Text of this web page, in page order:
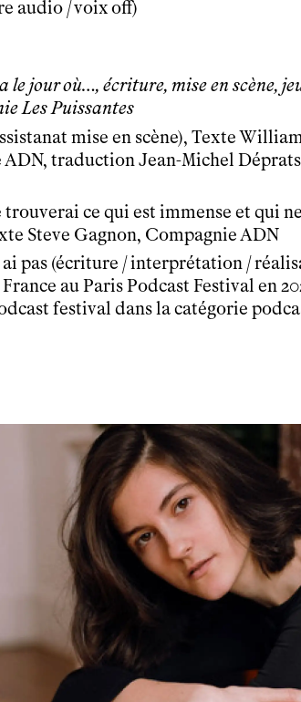
audio / voix off)
jour où…, écriture, mise en scène,
Les Puissantes
mise en scène), Texte
traduction Jean-Michel
trouverai ce qui est immense et qui
Steve Gagnon, Compagnie ADN
pas (écriture / interprétation /
au Paris Podcast Festival en
festival dans la catégorie